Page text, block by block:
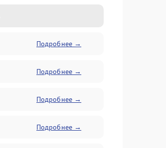
Подробнее →
Подробнее →
Подробнее →
Подробнее →